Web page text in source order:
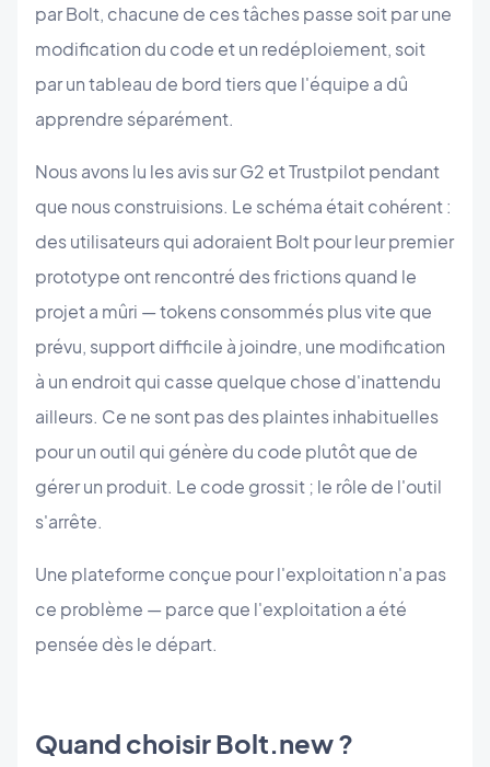
par Bolt, chacune de ces tâches passe soit par une
modification du code et un redéploiement, soit
par un tableau de bord tiers que l'équipe a dû
apprendre séparément.
Nous avons lu les avis sur G2 et Trustpilot pendant
que nous construisions. Le schéma était cohérent :
des utilisateurs qui adoraient Bolt pour leur premier
prototype ont rencontré des frictions quand le
projet a mûri — tokens consommés plus vite que
prévu, support difficile à joindre, une modification
à un endroit qui casse quelque chose d'inattendu
ailleurs. Ce ne sont pas des plaintes inhabituelles
pour un outil qui génère du code plutôt que de
gérer un produit. Le code grossit ; le rôle de l'outil
s'arrête.
Une plateforme conçue pour l'exploitation n'a pas
ce problème — parce que l'exploitation a été
pensée dès le départ.
Quand choisir Bolt.new ?